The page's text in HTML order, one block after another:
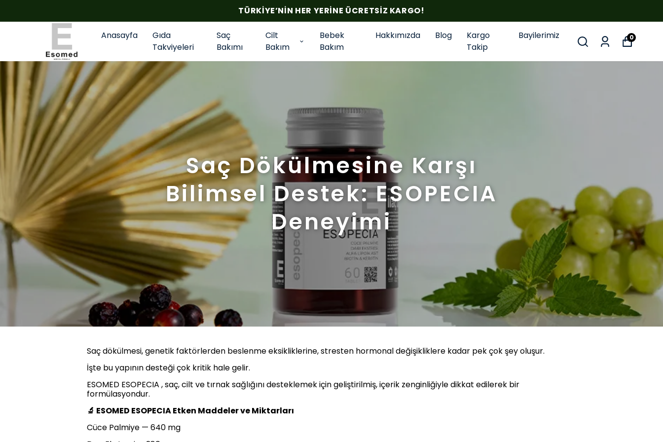
TÜRKIYE’NIN HER YERINE ÜCRETSIZ KARGO!
Anasayfa
Gıda
Takviyeleri
Saç
Bakımı
Cilt
Bakım
Bebek
Bakım
Hakkımızda Blog
Kargo
Takip
Bayilerimiz 0
Saç Dökülmesine Karşı
Bilimsel Destek: ESOPECIA
Deneyimi
Saç dökülmesi, genetik faktörlerden beslenme eksikliklerine, stresten hormonal değişikliklere kadar pek çok şey oluşur.
İşte bu yapının desteği çok kritik hale gelir.
ESOMED ESOPECIA , saç, cilt ve tırnak sağlığını desteklemek için geliştirilmiş, içerik zenginliğiyle dikkat edilerek bir
formülasyondur.
🔬 ESOMED ESOPECIA Etken Maddeler ve Miktarları
Cüce Palmiye — 640 mg